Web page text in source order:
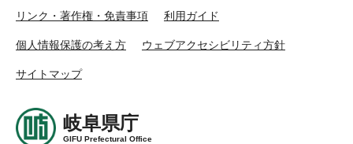
リンク・著作権・免責事項 利用ガイド
個人情報保護の考え方 ウェブアクセシビリティ方針
サイトマップ
岐阜県庁
GIFU Prefectural Office